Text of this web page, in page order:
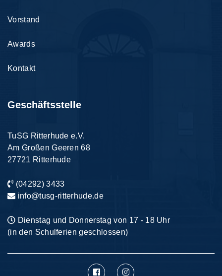
Vorstand
Awards
Kontakt
Geschäftsstelle
TuSG Ritterhude e.V.
Am Großen Geeren 68
27721 Ritterhude
(04292) 3433
info@tusg-ritterhude.de
Dienstag und Donnerstag von 17 - 18 Uhr
(in den Schulferien geschlossen)